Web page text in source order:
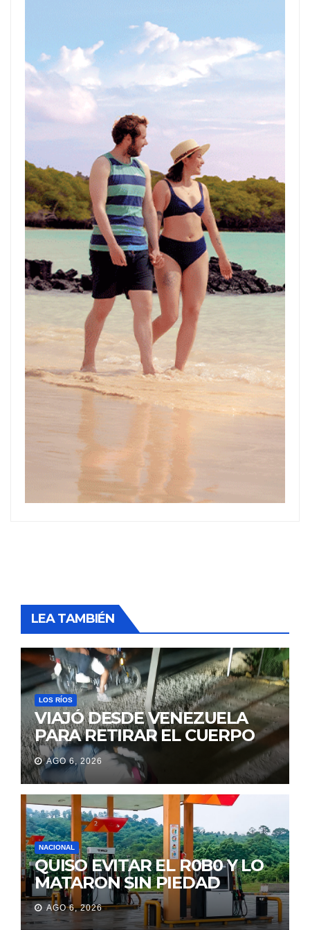
LEA TAMBIÉN
LOS RÍOS
VIAJÓ DESDE VENEZUELA
PARA RETIRAR EL CUERPO
DE SU MARIDO QUE
PERMANECIÓ SEIS DÍAS EN
LA MORGUE
AGO 6, 2026
NACIONAL
QUISO EVITAR EL R0B0 Y LO
MATARON SIN PIEDAD
AGO 6, 2026